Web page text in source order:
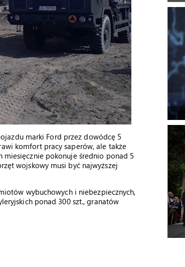
marki Ford przez dowódcę 5
komfort pracy saperów, ale także
miesięcznie pokonuje średnio ponad 5
wojskowy musi być najwyższej
wybuchowych i niebezpiecznych,
ponad 300 szt., granatów